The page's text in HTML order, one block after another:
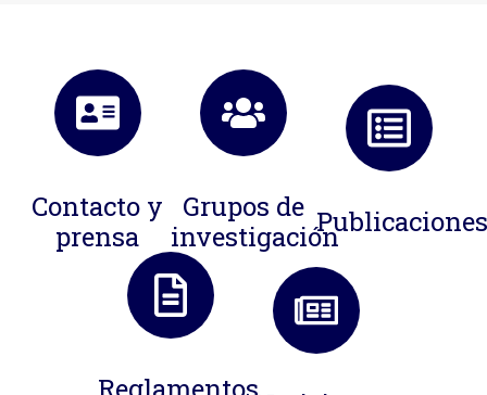
Contacto y
prensa
Grupos de
investigación